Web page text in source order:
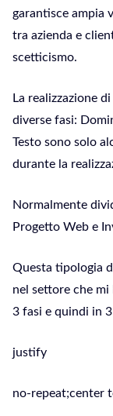
garantisce ampia
tra azienda e
scetticismo.
La realizzazione
diverse fasi:
Testo sono solo
durante la
Normalmente
Progetto Web e
Questa tipologia
nel settore che
3 fasi e quindi in
justify
no-repeat;center